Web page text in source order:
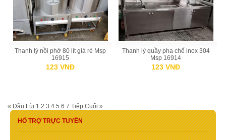
Thanh lý nồi phở 80 lít giá rẻ Msp
16915
123 VNĐ
Thanh lý quầy pha chế inox 304
Msp 16914
123 VNĐ
« Đầu Lùi 1 2 3 4 5 6 7 Tiếp Cuối »
HỔ TRỢ TRỰC TUYẾN